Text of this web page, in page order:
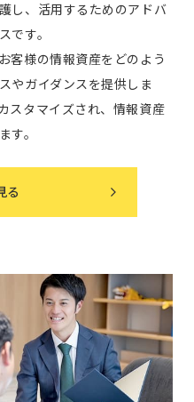
し、活用するためのアドバ
です。
客様の情報資産をどのよう
やガイダンスを提供しま
スタマイズされ、情報資産
す。
る